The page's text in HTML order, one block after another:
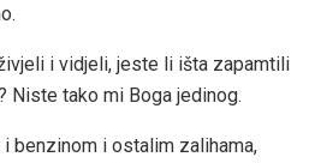
i vidjeli, jeste li išta zapamtili
Niste tako mi Boga jedinog.
benzinom i ostalim zalihama,